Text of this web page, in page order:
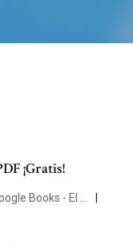
¡Gratis!
Books - El ...